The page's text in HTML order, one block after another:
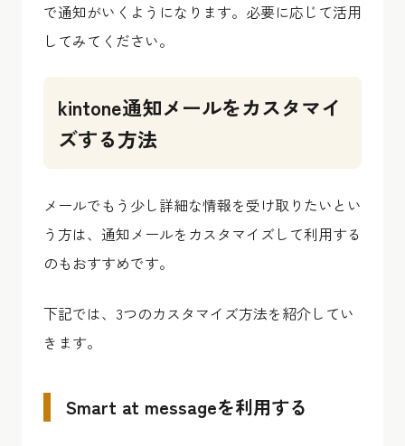
で通知がいくようになります。必要に応じて活用
してみてください。
kintone通知メールをカスタマイ
ズする方法
メールでもう少し詳細な情報を受け取りたいとい
う方は、通知メールをカスタマイズして利用する
のもおすすめです。
下記では、3つのカスタマイズ方法を紹介してい
きます。
Smart at messageを利用する